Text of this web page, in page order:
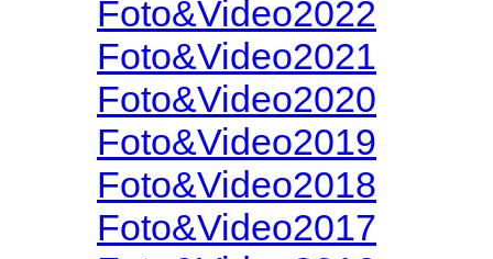
Foto&Video2022
Foto&Video2021
Foto&Video2020
Foto&Video2019
Foto&Video2018
Foto&Video2017